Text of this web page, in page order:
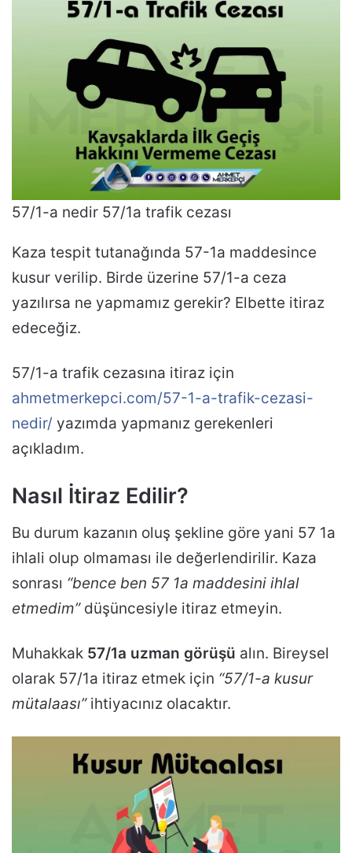
57/1-a nedir 57/1a trafik cezası
Kaza tespit tutanağında 57-1a maddesince
kusur verilip. Birde üzerine 57/1-a ceza
yazılırsa ne yapmamız gerekir? Elbette itiraz
edeceğiz.
57/1-a trafik cezasına itiraz için
ahmetmerkepci.com/57-1-a-trafik-cezasi-
nedir/ yazımda yapmanız gerekenleri
açıkladım.
Nasıl İtiraz Edilir?
Bu durum kazanın oluş şekline göre yani 57 1a
ihlali olup olmaması ile değerlendirilir. Kaza
sonrası “bence ben 57 1a maddesini ihlal
etmedim”düşüncesiyle itiraz etmeyin.
Muhakkak 57/1a uzman görüşü alın. Bireysel
olarak 57/1a itiraz etmek için “57/1-a kusur
mütalaası”ihtiyacınız olacaktır.